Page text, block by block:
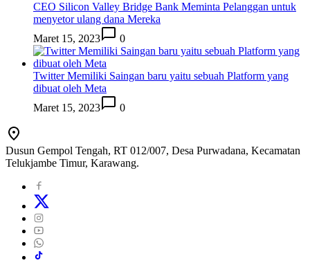
CEO Silicon Valley Bridge Bank Meminta Pelanggan untuk
menyetor ulang dana Mereka
Maret 15, 2023
0
Twitter Memiliki Saingan baru yaitu sebuah Platform yang
dibuat oleh Meta
Maret 15, 2023
0
Dusun Gempol Tengah, RT 012/007, Desa Purwadana, Kecamatan
Telukjambe Timur, Karawang.